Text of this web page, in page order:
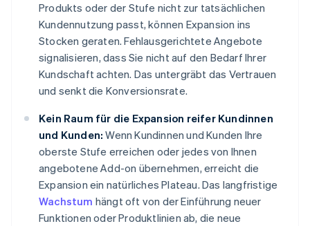
Produkts oder der Stufe nicht zur tatsächlichen
Kundennutzung passt, können Expansion ins
Stocken geraten. Fehlausgerichtete Angebote
signalisieren, dass Sie nicht auf den Bedarf Ihrer
Kundschaft achten. Das untergräbt das Vertrauen
und senkt die Konversionsrate.
Kein Raum für die Expansion reifer Kundinnen
und Kunden: Wenn Kundinnen und Kunden Ihre
oberste Stufe erreichen oder jedes von Ihnen
angebotene Add-on übernehmen, erreicht die
Expansion ein natürliches Plateau. Das langfristige
Wachstum hängt oft von der Einführung neuer
Funktionen oder Produktlinien ab, die neue